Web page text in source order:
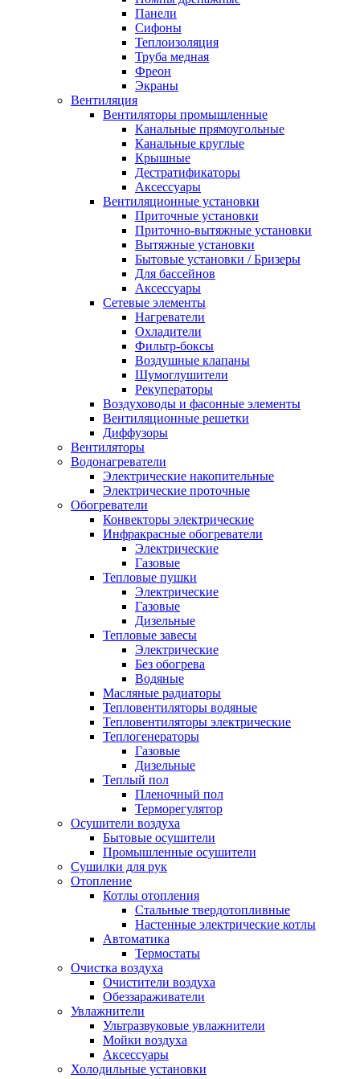
Панели
Сифоны
Теплоизоляция
Труба медная
Фреон
Экраны
Вентиляция
Вентиляторы промышленные
Канальные прямоугольные
Канальные круглые
Крышные
Дестратификаторы
Аксессуары
Вентиляционные установки
Приточные установки
Приточно-вытяжные установки
Вытяжные установки
Бытовые установки / Бризеры
Для бассейнов
Аксессуары
Сетевые элементы
Нагреватели
Охладители
Фильтр-боксы
Воздушные клапаны
Шумоглушители
Рекуператоры
Воздуховоды и фасонные элементы
Вентиляционные решетки
Диффузоры
Вентиляторы
Водонагреватели
Электрические накопительные
Электрические проточные
Обогреватели
Конвекторы электрические
Инфракрасные обогреватели
Электрические
Газовые
Тепловые пушки
Электрические
Газовые
Дизельные
Тепловые завесы
Электрические
Без обогрева
Водяные
Масляные радиаторы
Тепловентиляторы водяные
Тепловентиляторы электрические
Теплогенераторы
Газовые
Дизельные
Теплый пол
Пленочный пол
Терморегулятор
Осушители воздуха
Бытовые осушители
Промышленные осушители
Сушилки для рук
Отопление
Котлы отопления
Стальные твердотопливные
Настенные электрические котлы
Автоматика
Термостаты
Очистка воздуха
Очистители воздуха
Обеззараживатели
Увлажнители
Ультразвуковые увлажнители
Мойки воздуха
Аксессуары
Холодильные установки